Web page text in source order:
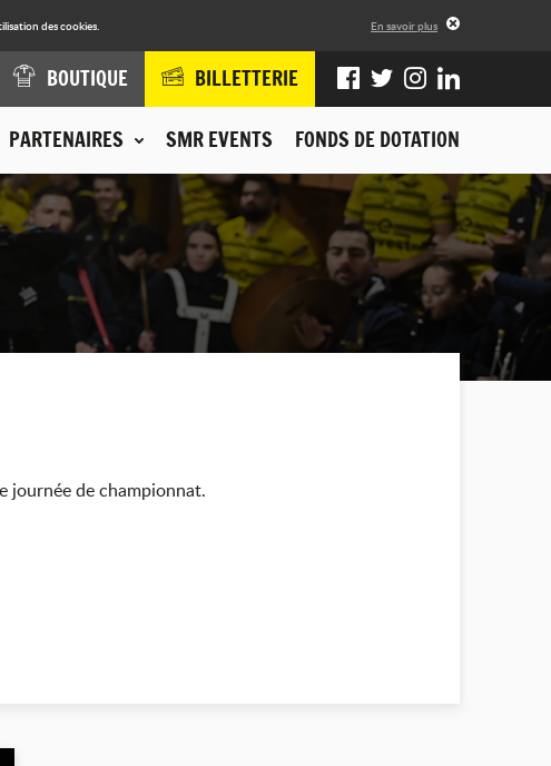
des cookies. En savoir plus
PARTENAIRES SMR EVENTS FONDS DE DOTATION
BOUTIQUE BILLETTERIE
journée de championnat.